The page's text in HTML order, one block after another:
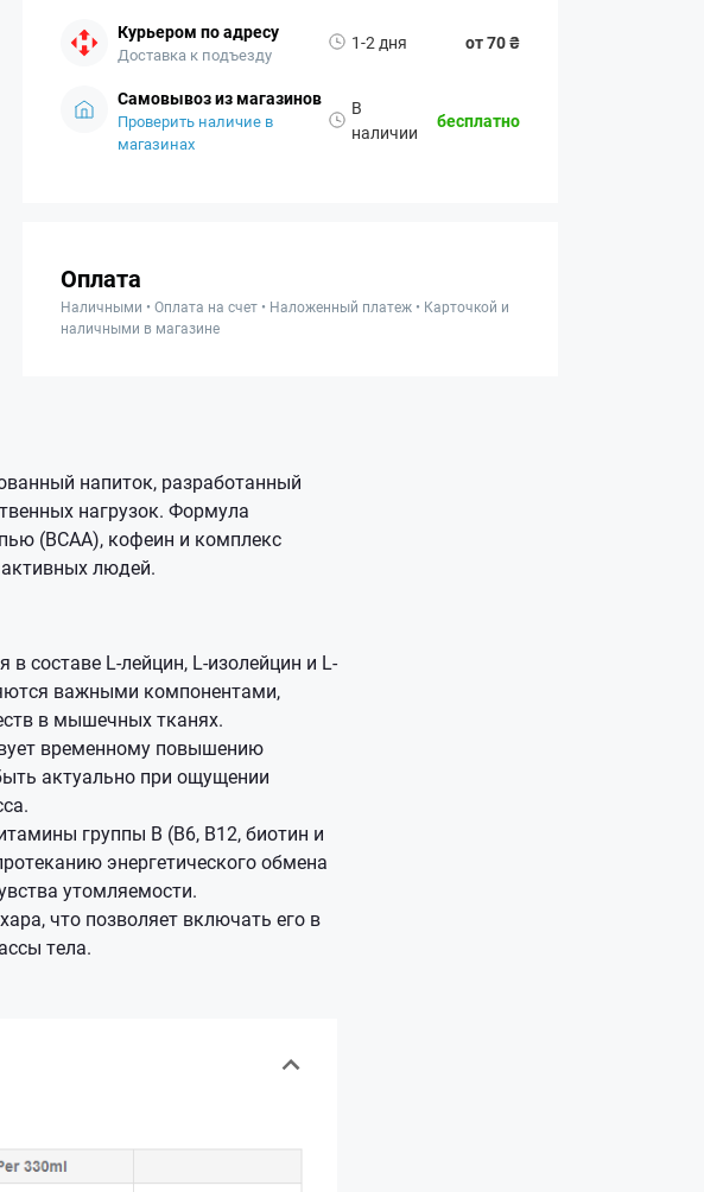
Курьером по адресу
Доставка к подъезду
1-2 дня от 70 ₴
Самовывоз из магазинов
Проверить наличие в
магазинах
В
наличии
бесплатно
Оплата
Наличными • Оплата на счет • Наложенный платеж • Карточкой и
наличными в магазине
напиток, разработанный
нагрузок. Формула
(BCAA), кофеин и комплекс
людей.
составе L-лейцин, L-изолейцин и L-
важными компонентами,
в мышечных тканях.
временному повышению
актуально при ощущении
группы B (B6, B12, биотин и
энергетического обмена
утомляемости.
что позволяет включать его в
тела.